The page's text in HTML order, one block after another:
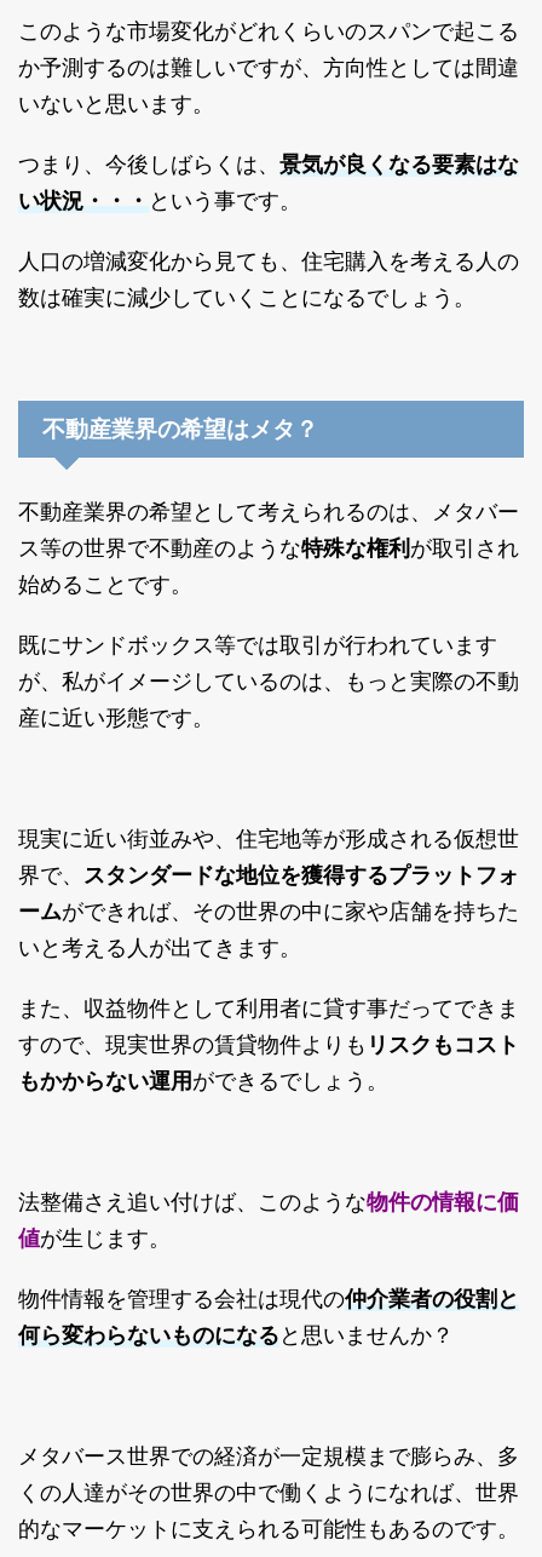
このような市場変化がどれくらいのスパンで起こる
か予測するのは難しいですが、方向性としては間違
いないと思います。
つまり、今後しばらくは、 景気が良くなる要素はな
い状況・・・ という事です。
人口の増減変化から見ても、住宅購入を考える人の
数は確実に減少していくことになるでしょう。
不動産業界の希望はメタ？
不動産業界の希望として考えられるのは、メタバー
ス等の世界で不動産のような特殊な権利 が取引され
始めることです。
既にサンドボックス等では取引が行われています
が、私がイメージしているのは、もっと実際の不動
産に近い形態です。
現実に近い街並みや、住宅地等が形成される仮想世
界で、 スタンダードな地位を獲得するプラットフォ
ームができれば、その世界の中に家や店舗を持ちた
いと考える人が出てきます。
また、収益物件として利用者に貸す事だってできま
すので、現実世界の賃貸物件よりも リスクもコスト
もかからない運用 ができるでしょう。
法整備さえ追い付けば、このような物件の情報に価
値が生じます。
物件情報を管理する会社は現代の仲介業者の役割と
何ら変わらないものになる と思いませんか？
メタバース世界での経済が一定規模まで膨らみ、多
くの人達がその世界の中で働くようになれば、世界
的なマーケットに支えられる可能性もあるのです。